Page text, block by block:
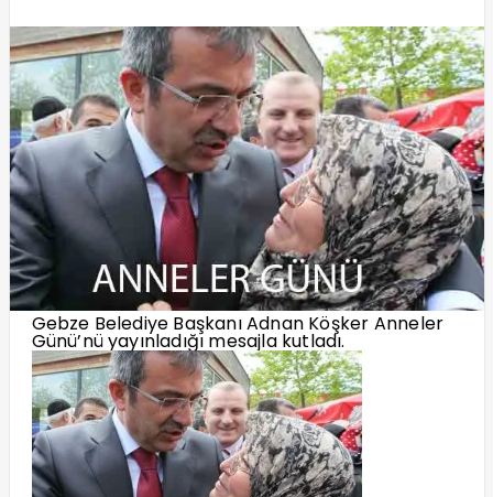
Gebze Belediye Başkanı Adnan Köşker Anneler
Günü’nü yayınladığı mesajla kutladı.